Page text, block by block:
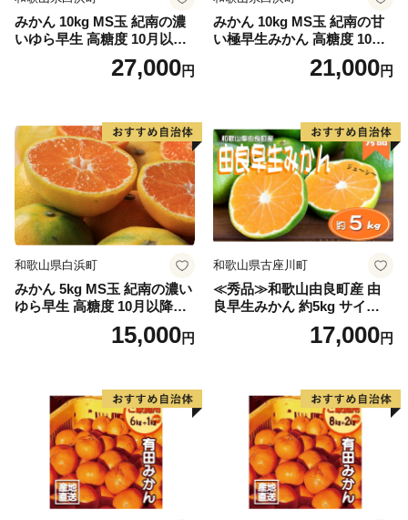
みかん 10kg MS玉 紀南の濃
いゆら早生 高糖度 10月以降
発送 マルチ被覆栽培27,000円
みかん 10kg MS玉 紀南の甘
い極早生みかん 高糖度 10月
以降発送 マルチ被覆栽培
21,000円
和歌山県白浜町
みかん 5kg MS玉 紀南の濃い
ゆら早生 高糖度 10月以降発
送 マルチ被覆栽培15,000円
和歌山県古座川町
≪秀品≫和歌山由良町産 由
良早生みかん 約5kg サイズお
まかせ【sml106C】17,000円